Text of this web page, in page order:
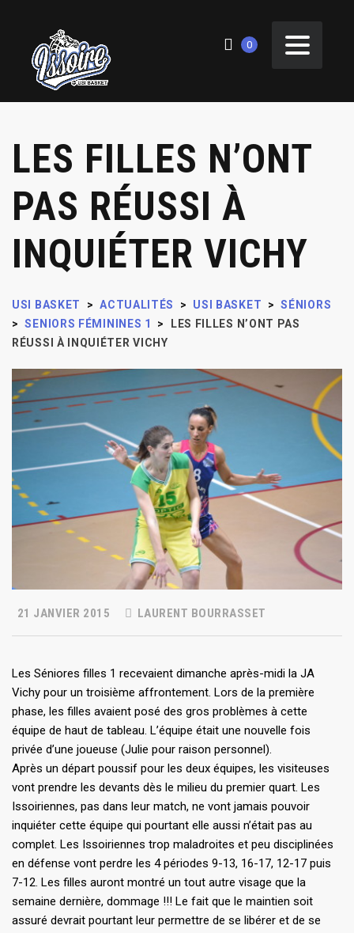
0
LES FILLES N’ONT
PAS RÉUSSI À
INQUIÉTER VICHY
USI BASKET > ACTUALITÉS > USI BASKET > SÉNIORS
> SENIORS FÉMININES 1 >
LES FILLES N’ONT PAS
RÉUSSI À INQUIÉTER VICHY
21 JANVIER 2015 LAURENT BOURRASSET
Les Séniores filles 1 recevaient dimanche après-midi la JA
Vichy pour un troisième affrontement. Lors de la première
phase, les filles avaient posé des gros problèmes à cette
équipe de haut de tableau. L’équipe était une nouvelle fois
privée d’une joueuse (Julie pour raison personnel).
Après un départ poussif pour les deux équipes, les visiteuses
vont prendre les devants dès le milieu du premier quart. Les
Issoiriennes, pas dans leur match, ne vont jamais pouvoir
inquiéter cette équipe qui pourtant elle aussi n’était pas au
complet. Les Issoiriennes trop maladroites et peu disciplinées
en défense vont perdre les 4 périodes 9-13, 16-17, 12-17 puis
7-12. Les filles auront montré un tout autre visage que la
semaine dernière, dommage !!! Le fait que le maintien soit
assuré devrait pourtant leur permettre de se libérer et de se